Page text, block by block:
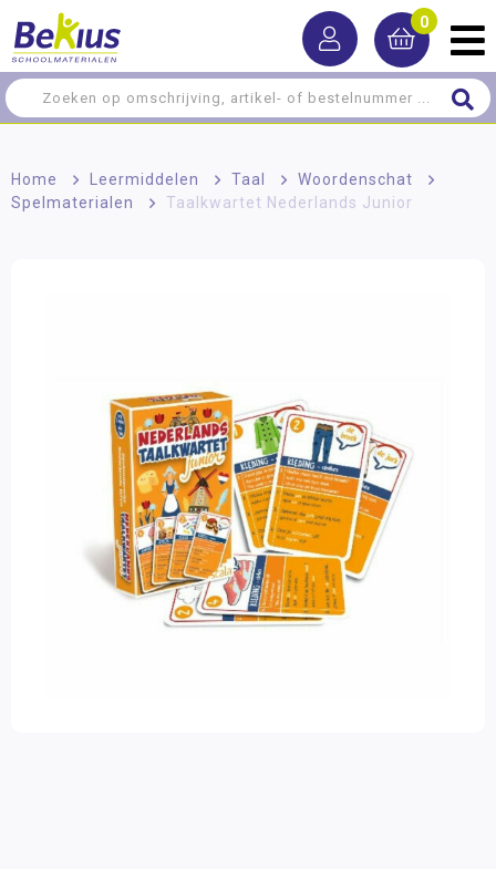
0
Home > Leermiddelen > Taal > Woordenschat
>
Spelmaterialen
> Taalkwartet Nederlands Junior